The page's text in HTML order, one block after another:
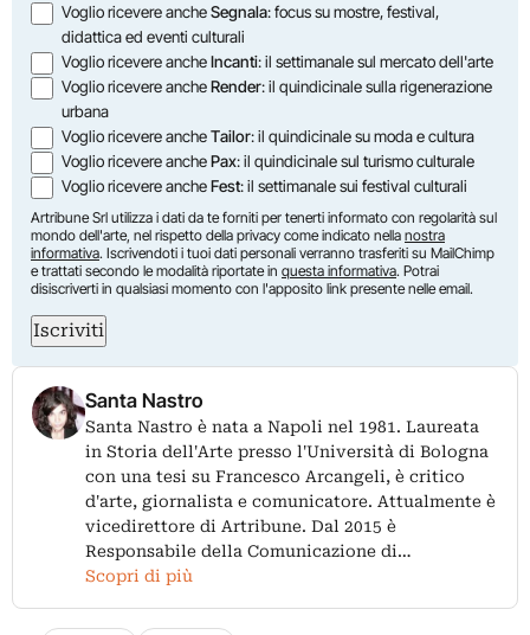
Opzioni
Voglio ricevere ancheSegnala: focus su mostre, festival,
didattica ed eventi culturali
Voglio ricevere ancheIncanti: il settimanale sul mercato dell'arte
Voglio ricevere ancheRender: il quindicinale sulla rigenerazione
urbana
Voglio ricevere ancheTailor: il quindicinale su moda e cultura
Voglio ricevere anchePax: il quindicinale sul turismo culturale
Voglio ricevere ancheFest: il settimanale sui festival culturali
Artribune Srl utilizza i dati da te forniti per tenerti informato con regolarità sul
mondo dell'arte, nel rispetto della privacy come indicato nella nostra
informativa. Iscrivendoti i tuoi dati personali verranno trasferiti su MailChimp
e trattati secondo le modalità riportate in questa informativa. Potrai
disiscriverti in qualsiasi momento con l'apposito link presente nelle email.
Iscriviti
Santa Nastro
Santa Nastro è nata a Napoli nel 1981. Laureata
in Storia dell'Arte presso l'Università di Bologna
con una tesi su Francesco Arcangeli, è critico
d'arte, giornalista e comunicatore. Attualmente è
vicedirettore di Artribune. Dal 2015 è
Responsabile della Comunicazione di…
Scopri di più